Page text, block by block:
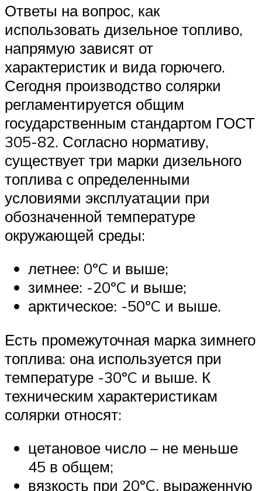
Ответы на вопрос, как
использовать дизельное топливо,
напрямую зависят от
характеристик и вида горючего.
Сегодня производство солярки
регламентируется общим
государственным стандартом ГОСТ
305-82. Согласно нормативу,
существует три марки дизельного
топлива с определенными
условиями эксплуатации при
обозначенной температуре
окружающей среды:
летнее: 0ºC и выше;
зимнее: -20ºC и выше;
арктическое: -50ºC и выше.
Есть промежуточная марка зимнего
топлива: она используется при
температуре -30ºC и выше. К
техническим характеристикам
солярки относят:
цетановое число – не меньше
45 в общем;
вязкость при 20ºC, выраженную